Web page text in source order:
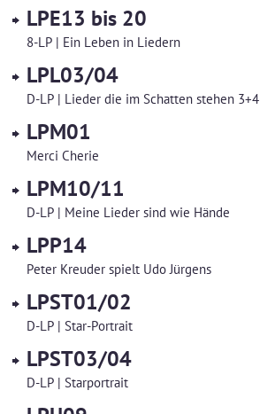
LPE13 bis 20
8-LP | Ein Leben in Liedern
LPL03/04
D-LP | Lieder die im Schatten stehen 3+4
LPM01
Merci Cherie
LPM10/11
D-LP | Meine Lieder sind wie Hände
LPP14
Peter Kreuder spielt Udo Jürgens
LPST01/02
D-LP | Star-Portrait
LPST03/04
D-LP | Starportrait